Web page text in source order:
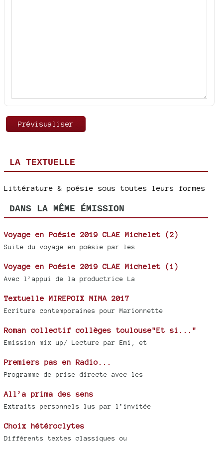
LA TEXTUELLE
Littérature & poésie sous toutes leurs formes
DANS LA MÊME ÉMISSION
Voyage en Poésie 2019 CLAE Michelet (2)
Suite du voyage en poésie par les
Voyage en Poésie 2019 CLAE Michelet (1)
Avec l’appui de la productrice La
Textuelle MIREPOIX MIMA 2017
Ecriture contemporaines pour Marionnette
Roman collectif collèges toulouse"Et si..."
Emission mix up/ Lecture par Emi, et
Premiers pas en Radio...
Programme de prise directe avec les
All’a prima des sens
Extraits personnels lus par l’invitée
Choix hétéroclytes
Différents textes classiques ou